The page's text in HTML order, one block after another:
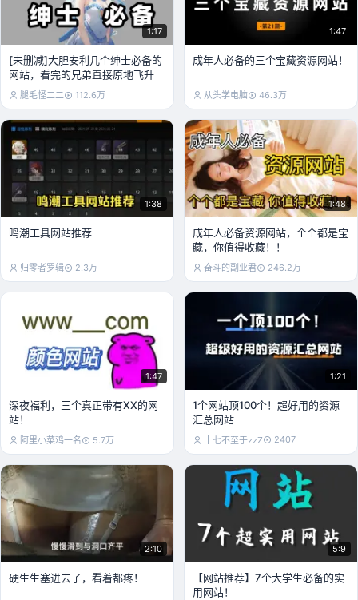
1:17
[未删减]大胆安利几个绅士必备的
网站，看完的兄弟直接原地飞升
腿毛怪二二 112.6万
1:47
成年人必备的三个宝藏资源网站！
从头学电脑 46.3万
1:38
鸣潮工具网站推荐
归零者罗辑 2.3万
1:48
成年人必备资源网站，个个都是宝
藏，你值得收藏！！
奋斗的副业君 246.2万
1:47
深夜福利，三个真正带有XX的网
站！
阿里小菜鸡一名 5.7万
1:21
1个网站顶100个！超好用的资源
汇总网站
十七不至于zzZ 2407
2:10
硬生生塞进去了，看着都疼！
5:9
【网站推荐】7个大学生必备的实
用网站！